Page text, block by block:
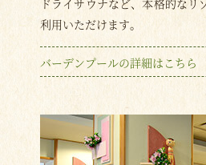
ドライサウナなど、本格的な
利用いただけます。
バーデンプールの詳細はこちら